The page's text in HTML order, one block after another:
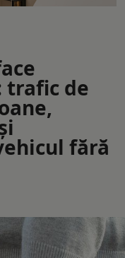
trafic de
fără